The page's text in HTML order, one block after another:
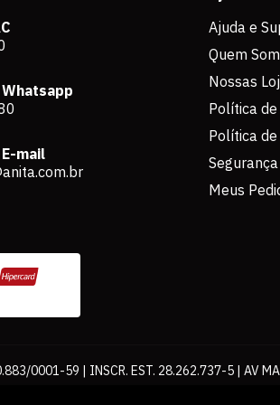
mail
Ajuda e
Quem
Nossas
Política
Política
Meus
0001-59 | INSCR. EST. 28.262.737-5 | AV